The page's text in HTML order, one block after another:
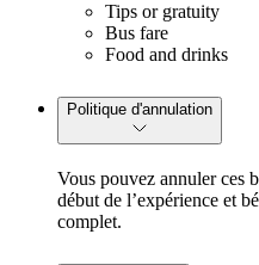
Tips or gratuity
Bus fare
Food and drinks
Politique d'annulation
Vous pouvez annuler ces
début de l’expérience et
complet.